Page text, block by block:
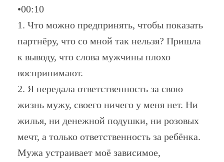
•00:10
1. Что можно предпринять, чтобы показать
партнёру, что со мной так нельзя? Пришла
к выводу, что слова мужчины плохо
воспринимают.
2. Я передала ответственность за свою
жизнь мужу, своего ничего у меня нет. Ни
жилья, ни денежной подушки, ни розовых
мечт, а только ответственность за ребёнка.
Мужа устраивает моё зависимое,